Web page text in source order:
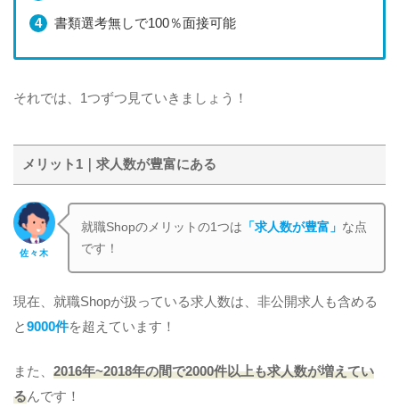
書類選考無しで100％面接可能
それでは、1つずつ見ていきましょう！
メリット1｜求人数が豊富にある
佐々木
就職Shopのメリットの1つは 「求人数が豊富」 な点
です！
現在、就職Shopが扱っている求人数は、非公開求人も含める
と9000件を超えています！
また、 2016年~2018年の間で2000件以上も求人数が増えてい
るんです！